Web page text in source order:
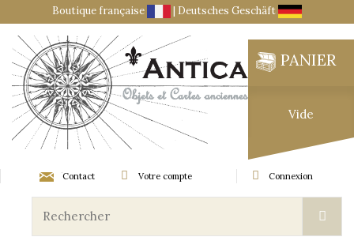
Boutique française | Deutsches Geschäft
PANIER
Vide
Connexion
Votre compte
Contact